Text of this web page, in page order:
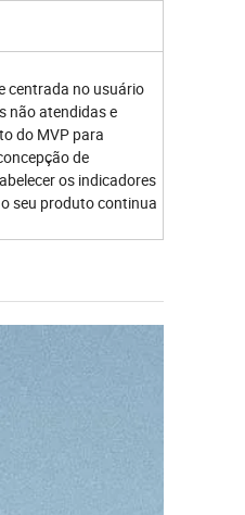
centrada no usuário
não atendidas e
do MVP para
de
os indicadores
seu produto continua